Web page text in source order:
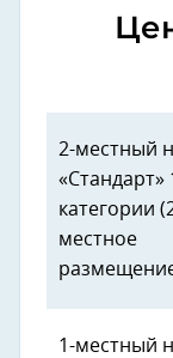
2-местный
«Стандарт»
категории
местное
1-местный